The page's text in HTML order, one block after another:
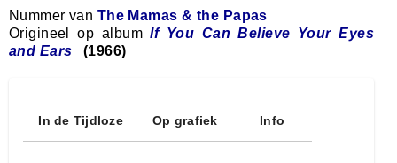
Nummer van The Mamas & the Papas
Origineel op albumIf You Can Believe Your Eyes
and Ears
(1966)
In de Tijdloze Op grafiek Info